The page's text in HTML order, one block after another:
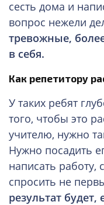
сесть дома и
вопрос нежели
тревожные,
в себя.
Как репетитору
У таких ребят
того, чтобы это
учителю, нужно
Нужно посадить
написать работу,
спросить не
результат